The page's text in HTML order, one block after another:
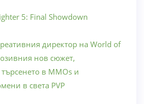
5: Final Showdown
директор на World of
нов сюжет,
в MMOs и
в света PVP